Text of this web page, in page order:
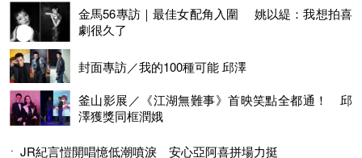
金馬56專訪｜最佳女配角入圍 姚以緹：我想拍喜
劇很久了
封面專訪／我的100種可能 邱澤
釜山影展／《江湖無難事》首映笑點全都通！ 邱
澤獲獎同框潤娥
JR紀言愷開唱憶低潮噴淚 安心亞阿喜拼場力挺